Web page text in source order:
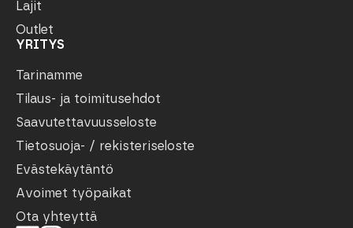
Lajit
Outlet
YRITYS
Tarinamme
Tilaus- ja toimitusehdot
Saavutettavuusseloste
Tietosuoja- / rekisteriseloste
Evästekäytäntö
Avoimet työpaikat
Ota yhteyttä